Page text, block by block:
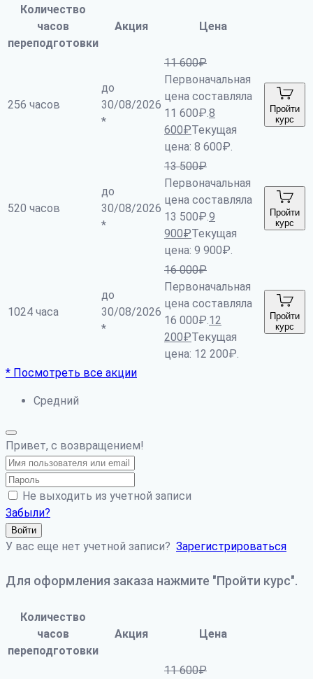
Количество
часов
переподготовки
Акция Цена
256 часов
до
30/08/2026
*
11 600₽
Первоначальная
цена составляла
11 600₽.8
600₽Текущая
цена: 8 600₽.
Пройти
курс
520 часов
до
30/08/2026
*
13 500₽
Первоначальная
цена составляла
13 500₽.9
900₽Текущая
цена: 9 900₽.
Пройти
курс
1024 часа
до
30/08/2026
*
16 000₽
Первоначальная
цена составляла
16 000₽.12
200₽Текущая
цена: 12 200₽.
Пройти
курс
* Посмотреть все акции
Средний
Привет, с возвращением!
Не выходить из учетной записи
Забыли?
Войти
У вас еще нет учетной записи? Зарегистрироваться
Для оформления заказа нажмите "Пройти курс".
Количество
часов
переподготовки
Акция Цена
11 600₽